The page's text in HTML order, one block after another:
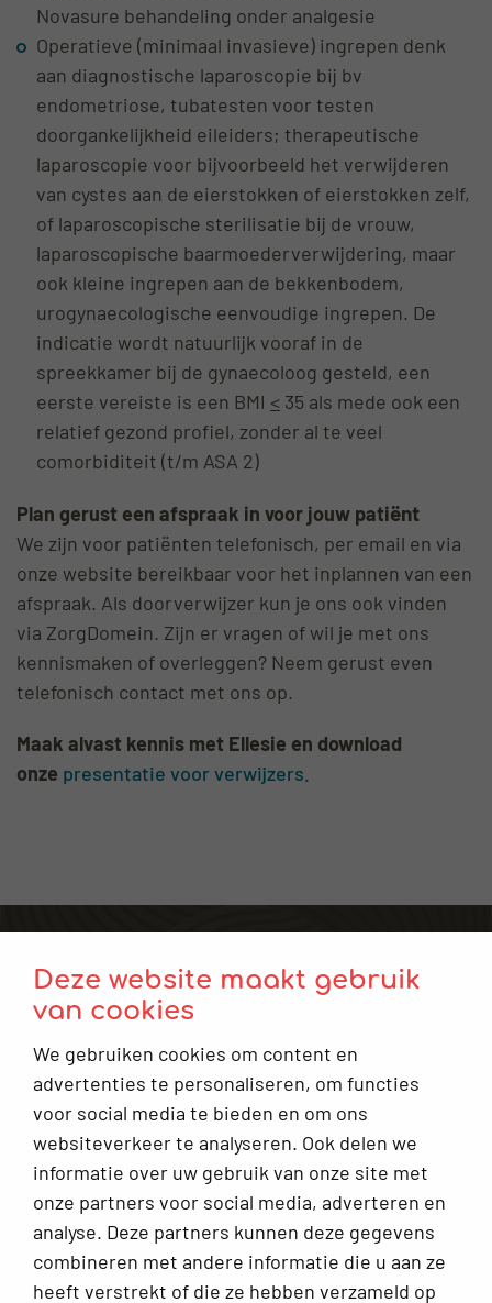
Deze website maakt gebruik
van cookies
We gebruiken cookies om content en
advertenties te personaliseren, om functies
voor social media te bieden en om ons
websiteverkeer te analyseren. Ook delen we
informatie over uw gebruik van onze site met
onze partners voor social media, adverteren en
analyse. Deze partners kunnen deze gegevens
combineren met andere informatie die u aan ze
heeft verstrekt of die ze hebben verzameld op
Novasure behandeling onder analgesie
Operatieve (minimaal invasieve) ingrepen denk
aan diagnostische laparoscopie bij bv
endometriose, tubatesten voor testen
doorgankelijkheid eileiders; therapeutische
laparoscopie voor bijvoorbeeld het verwijderen
van cystes aan de eierstokken of eierstokken zelf,
of laparoscopische sterilisatie bij de vrouw,
laparoscopische baarmoederverwijdering, maar
ook kleine ingrepen aan de bekkenbodem,
urogynaecologische eenvoudige ingrepen. De
indicatie wordt natuurlijk vooraf in de
spreekkamer bij de gynaecoloog gesteld, een
eerste vereiste is een BMI < 35 als mede ook een
relatief gezond profiel, zonder al te veel
comorbiditeit (t/m ASA 2)
Plan gerust een afspraak in voor jouw patiënt
We zijn voor patiënten telefonisch, per email en via
onze website bereikbaar voor het inplannen van een
afspraak. Als doorverwijzer kun je ons ook vinden
via ZorgDomein. Zijn er vragen of wil je met ons
kennismaken of overleggen? Neem gerust even
telefonisch contact met ons op.
Maak alvast kennis met Ellesie en download
onze presentatie voor verwijzers.
Plan een afspraak
Keuzehulp: Moet ik naar de gynaecoloog?
Infoplein
Veelgestelde vragen
Alles voor jouw klachten rondom de vrouwelijke cyclus
Over Ellesie